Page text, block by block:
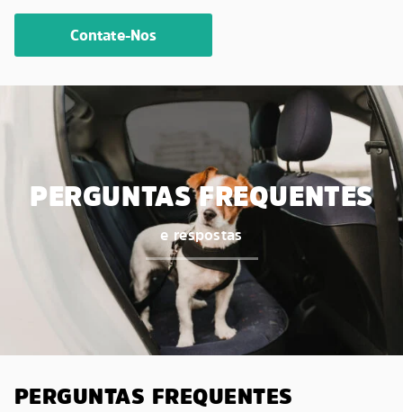
Contate-Nos
PERGUNTAS FREQUENTES
e respostas
PERGUNTAS FREQUENTES